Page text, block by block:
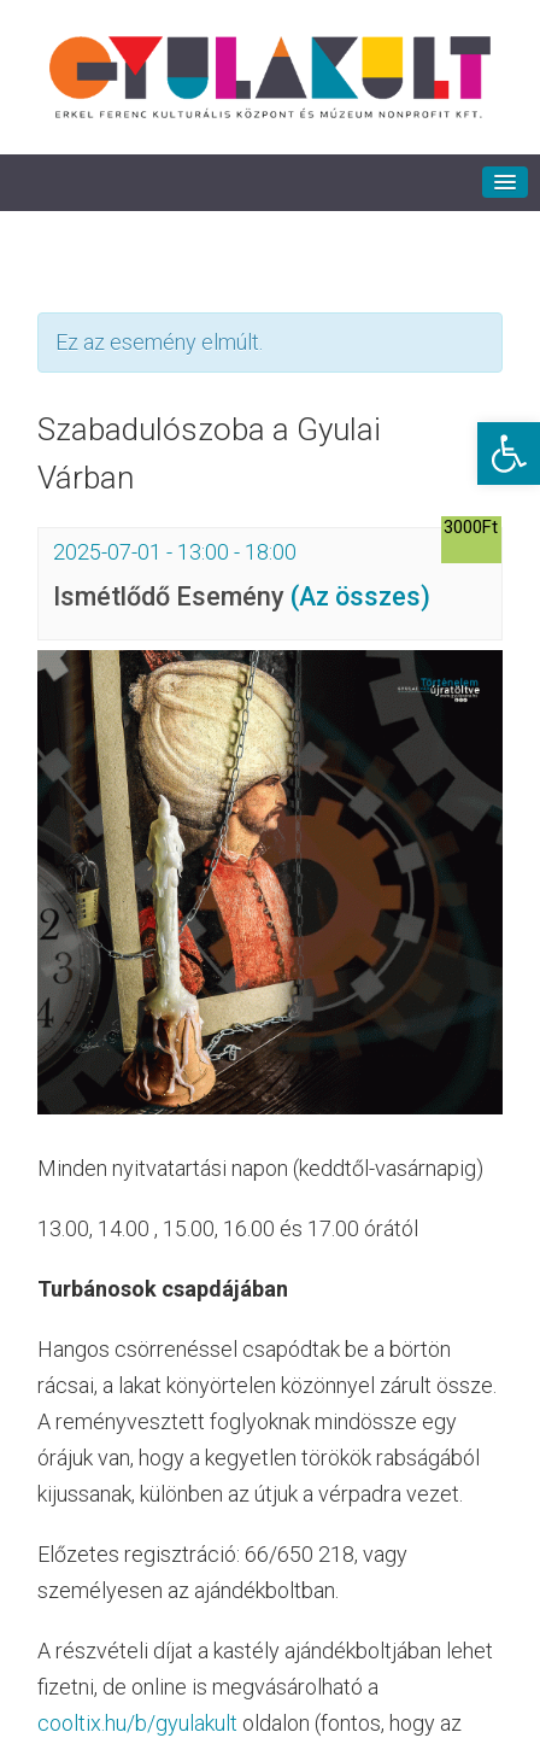
Ez az esemény elmúlt.
Szabadulószoba a Gyulai
Várban
2025-07-01 - 13:00 - 18:00
Ismétlődő Esemény (Az összes)
3000Ft
Minden nyitvatartási napon (keddtől-vasárnapig)
13.00, 14.00 , 15.00, 16.00 és 17.00 órától
Turbánosok csapdájában
Hangos csörrenéssel csapódtak be a börtön
rácsai, a lakat könyörtelen közönnyel zárult össze.
A reményvesztett foglyoknak mindössze egy
órájuk van, hogy a kegyetlen törökök rabságából
kijussanak, különben az útjuk a vérpadra vezet.
Előzetes regisztráció: 66/650 218, vagy
személyesen az ajándékboltban.
A részvételi díjat a kastély ajándékboltjában lehet
fizetni, de online is megvásárolható a
cooltix.hu/b/gyulakult oldalon (fontos, hogy az